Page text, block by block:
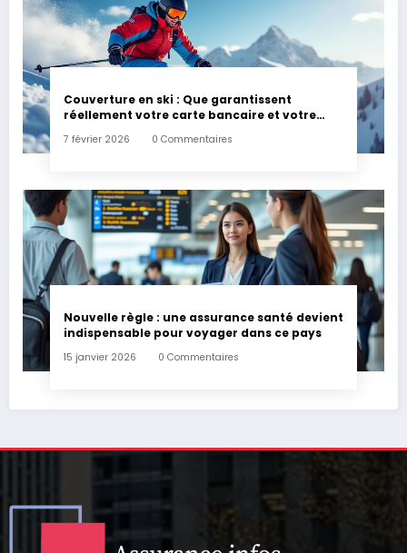
Couverture en ski : Que garantissent
réellement votre carte bancaire et votre
assurance habitation en cas d’accident ?
7 février 2026 0 Commentaires
Nouvelle règle : une assurance santé devient
indispensable pour voyager dans ce pays
15 janvier 2026 0 Commentaires